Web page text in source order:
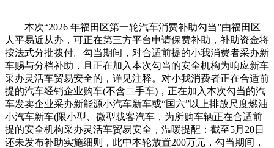
本次“2026 年福田区第一轮汽车消费补助勾当”由福田区
人平易近从办，可正在第三方平台申请保费补助，补助资金将
按法式分批拨付。勾当期间，对合适前提的小我消费者采办新
车赐与分档补助，且正在加入本次勾当的安全机构为响应新车
采办灵活车贸易安全的，详见注释。对小我消费者正在合适前
提的汽车经销企业购车(不含二手车)，正在加入本次勾当的汽
车发卖企业采办新能源小汽车新车或“国六”以上排放尺度燃油
小汽车新车(限小型、微型载客汽车，为所购车辆正在合适前
提的安全机构采办灵活车贸易安全，温暖提醒：截至5月20日
还未发布补助实施细则，此中本轮放置200万元，勾当期间，